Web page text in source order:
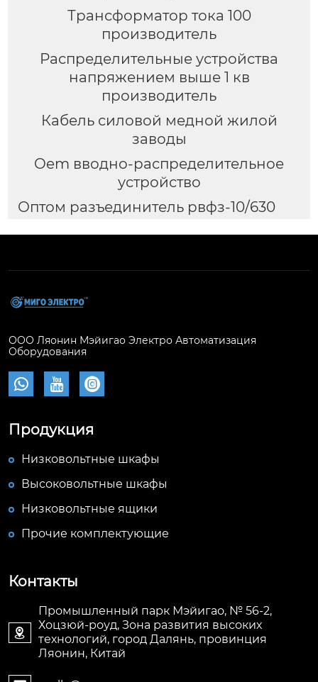
Трансформатор тока 100
производитель
Распределительные устройства
напряжением выше 1 кв
производитель
Кабель силовой медной жилой
заводы
Oem вводно-распределительное
устройство
Оптом разъединитель рвфз-10/630
ООО Ляонин Мэйигао Электро Автоматизация
Оборудования
  
Продукция
Низковольтные шкафы
Высоковольтные шкафы
Низковольтные ящики
Прочие комплектующие
Контакты

Промышленный парк Мэйигао, № 56-2,
Хоцзюй-роуд, Зона развития высоких
технологий, город Далянь, провинция
Ляонин, Китай